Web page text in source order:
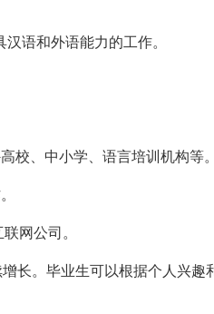
语和外语能力的工作。
校、中小学、语言培训机构等。
网公司。
长。毕业生可以根据个人兴趣